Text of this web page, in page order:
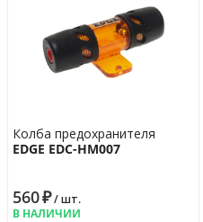
Колба предохранителя
EDGE EDC-HM007
560₽/ шт.
В НАЛИЧИИ